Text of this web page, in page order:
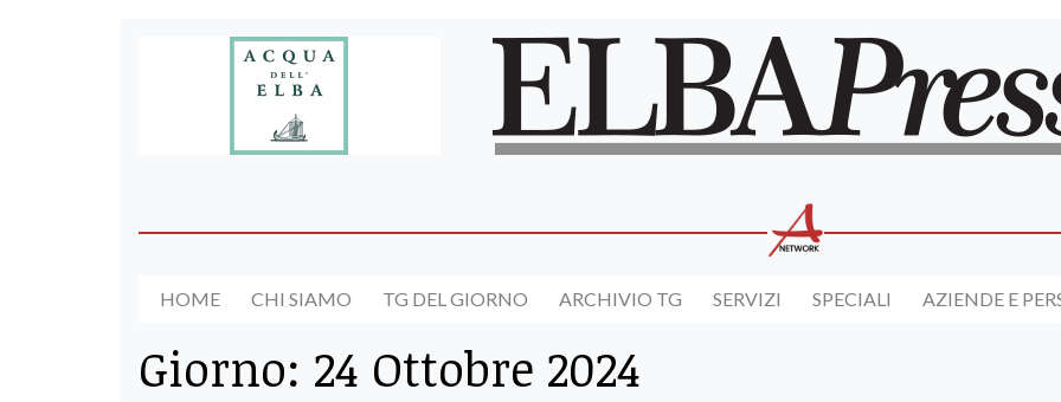
HOME CHI SIAMO TG DEL GIORNO ARCHIVIO TG SERVIZI SPECIALI AZIENDE E
Giorno: 24 Ottobre 2024